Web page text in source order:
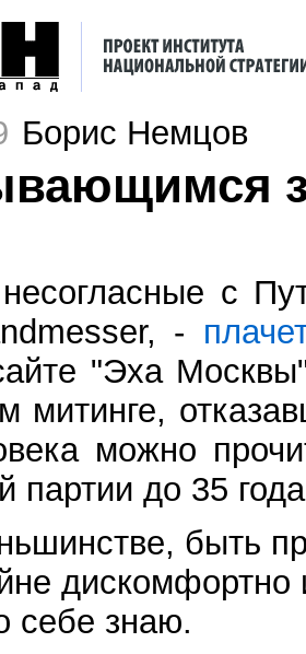
Борис Немцов
с
-
"Эха
митинге,
можно
партии до 35
быть
дискомфортно
себе знаю.